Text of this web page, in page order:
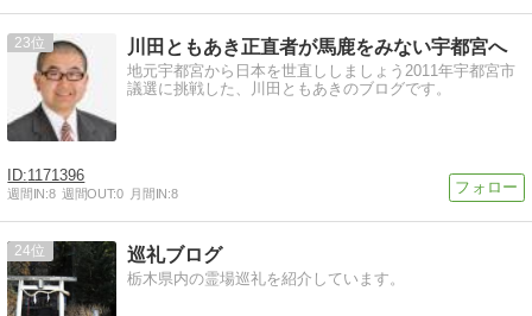
23 川田ともあき正直者が馬鹿をみない宇都宮へ
地元宇都宮から日本を世直ししましょう2011年宇都宮市
議選に挑戦した、川田ともあきのブログです。
1171396
週間IN:8 週間OUT:0 月間IN:8
24 巡礼ブログ
栃木県内の霊場巡礼を紹介しています。